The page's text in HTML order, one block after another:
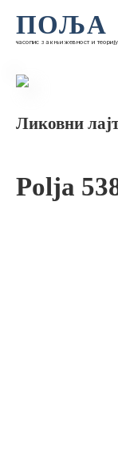
ПОЉА
часопис за књижевност и теорију
Ликовни
Polja